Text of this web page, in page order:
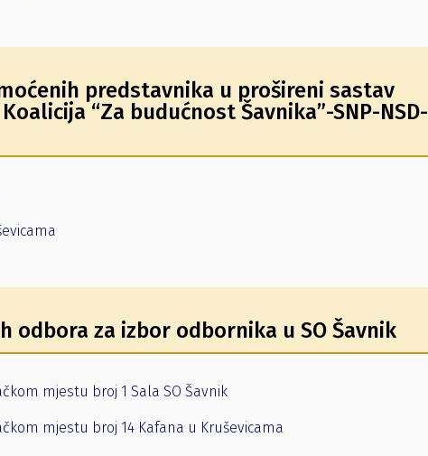
predstavnika u prošireni sastav
“Za budućnost Šavnika”-SNP-NSD-
odbora za izbor odbornika u SO Šavnik
mjestu broj 1 Sala SO Šavnik
mjestu broj 14 Kafana u Kruševicama